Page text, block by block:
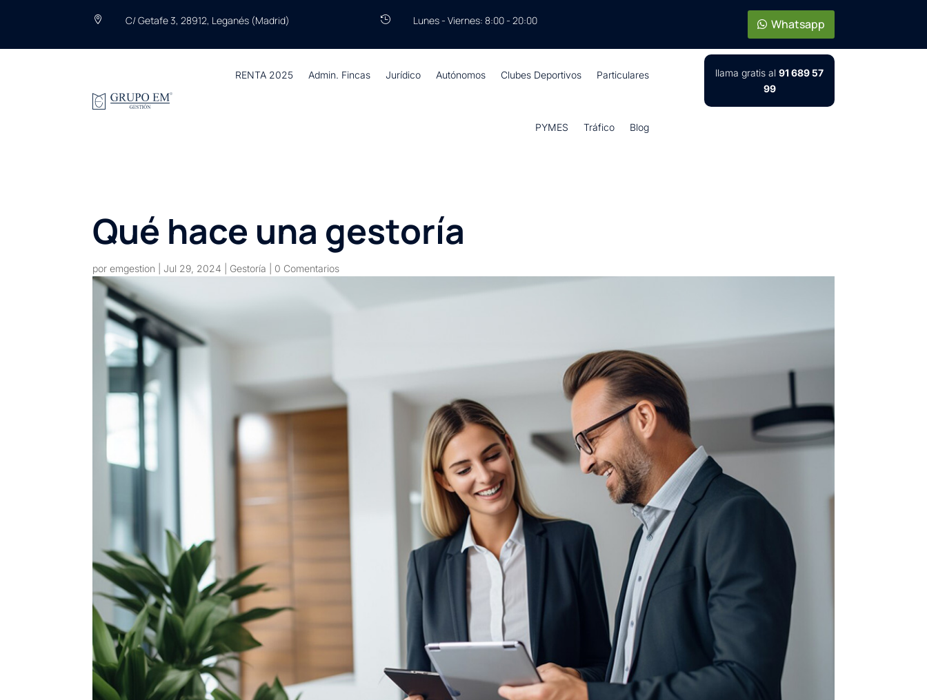
 C/ Getafe 3, 28912, Leganés (Madrid)  Lunes - Viernes: 8:00 - 20:00 Whatsapp
RENTA 2025 Admin. Fincas Jurídico Autónomos Clubes Deportivos Particulares
PYMES Tráfico Blog
llama gratis al91 689 57
99
Qué hace una gestoría
poremgestion Jul 29, 2024 Gestoría 0 Comentarios